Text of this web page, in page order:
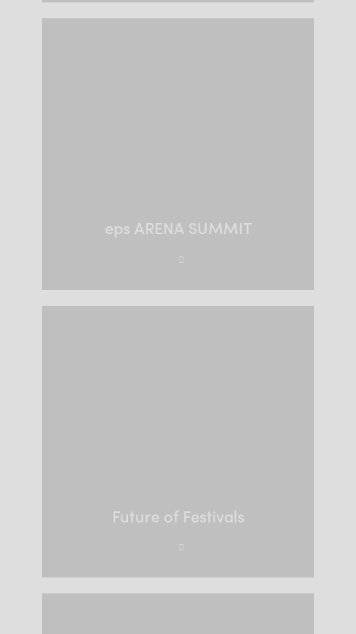
eps ARENA SUMMIT
Future of Festivals